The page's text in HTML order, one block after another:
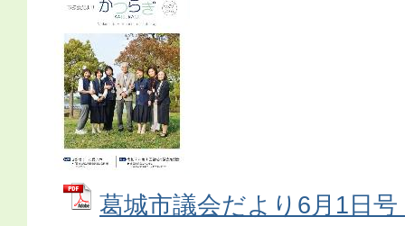
葛城市議会だより6月1日